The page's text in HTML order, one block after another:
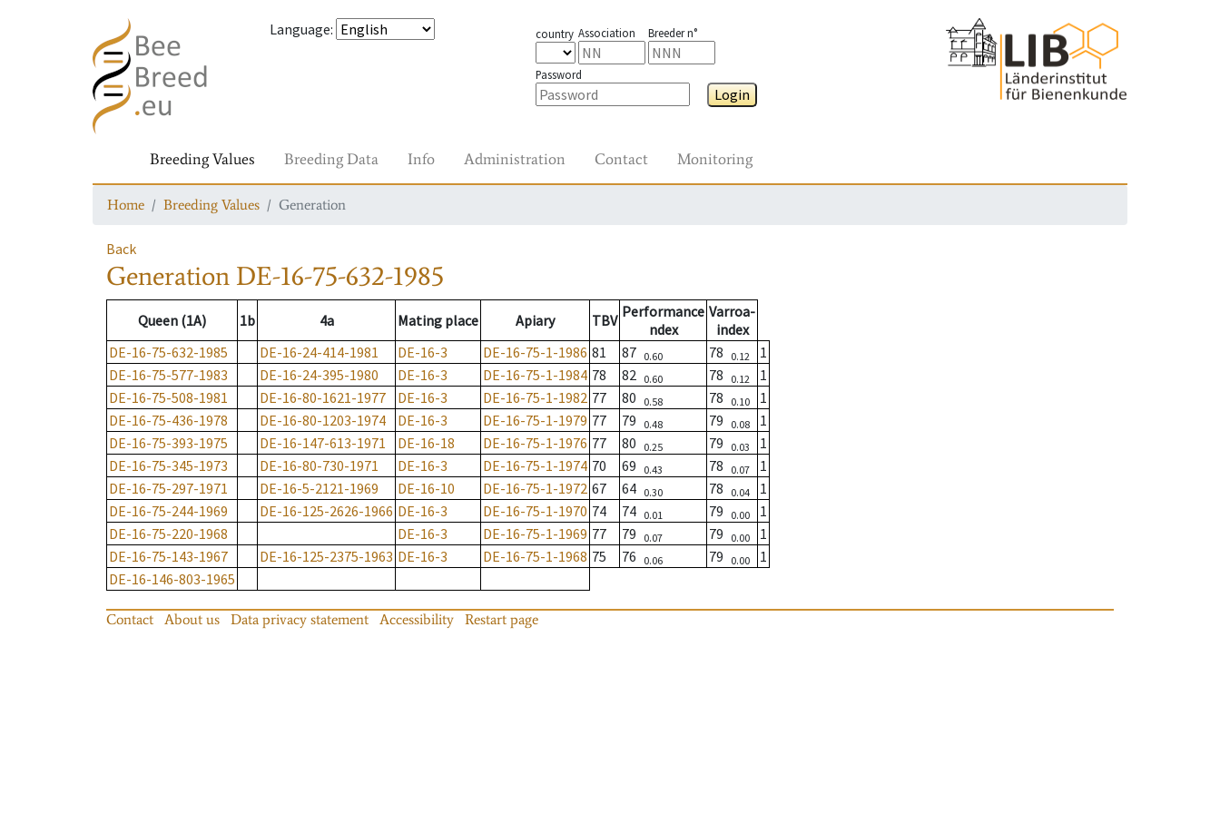
Language: country Association Breeder n°
Password
Login
Breeding Values Breeding Data Info Administration Contact Monitoring
Home Breeding Values Generation
Back
Generation DE-16-75-632-1985
Queen (1A) 1b 4a Mating place Apiary TBV Performance
ndex
Varroa-
index
DE-16-75-632-1985
DE-16-24-414-1981 DE-16-3 DE-16-75-1-1986 81 87 0.60 78 0.12
1
DE-16-75-577-1983
DE-16-24-395-1980 DE-16-3 DE-16-75-1-1984 78 82 0.60 78 0.12
1
DE-16-75-508-1981
DE-16-80-1621-1977 DE-16-3 DE-16-75-1-1982 77 80 0.58 78 0.10
1
DE-16-75-436-1978
DE-16-80-1203-1974 DE-16-3 DE-16-75-1-1979 77 79 0.48 79 0.08
1
DE-16-75-393-1975
DE-16-147-613-1971 DE-16-18 DE-16-75-1-1976 77 80 0.25 79 0.03
1
DE-16-75-345-1973
DE-16-80-730-1971 DE-16-3 DE-16-75-1-1974 70 69 0.43 78 0.07
1
DE-16-75-297-1971
DE-16-5-2121-1969 DE-16-10 DE-16-75-1-1972 67 64 0.30 78 0.04
1
DE-16-75-244-1969
DE-16-125-2626-1966 DE-16-3 DE-16-75-1-1970 74 74 0.01 79 0.00
1
DE-16-75-220-1968
DE-16-3 DE-16-75-1-1969 77 79 0.07 79 0.00
1
DE-16-75-143-1967
DE-16-125-2375-1963 DE-16-3 DE-16-75-1-1968 75 76 0.06 79 0.00
1
DE-16-146-803-1965
Contact About us Data privacy statement Accessibility Restart page